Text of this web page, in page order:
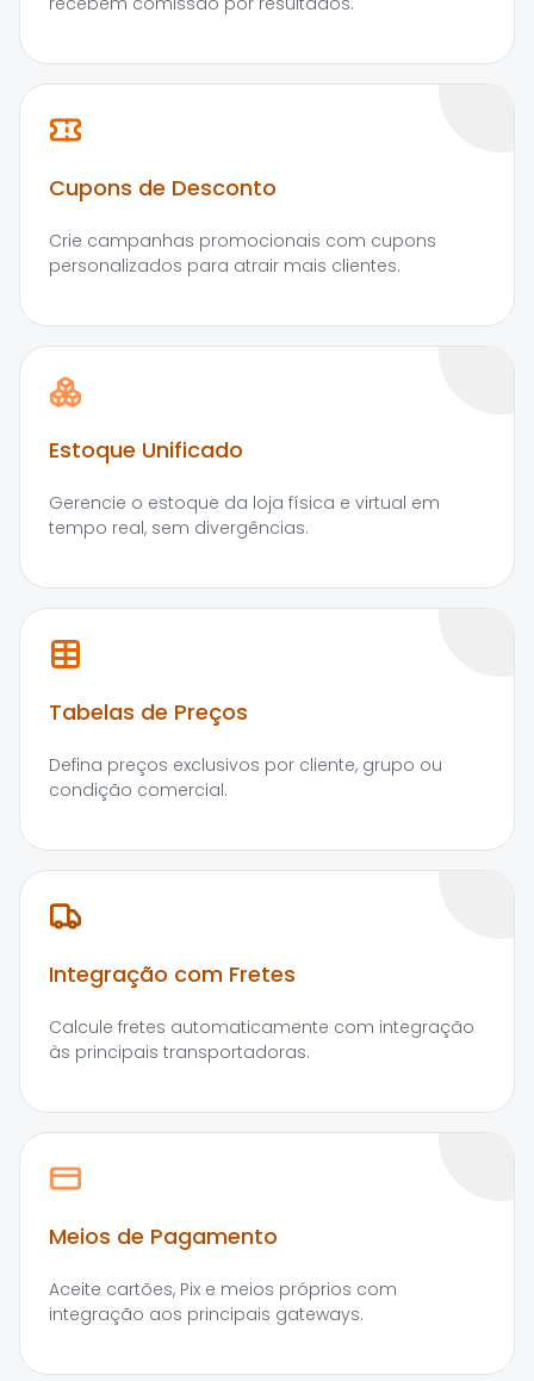
Cupons de Desconto
Crie campanhas promocionais com cupons
personalizados para atrair mais clientes.
Estoque Unificado
Gerencie o estoque da loja física e virtual em
tempo real, sem divergências.
Tabelas de Preços
Defina preços exclusivos por cliente, grupo ou
condição comercial.
Integração com Fretes
Calcule fretes automaticamente com integração
às principais transportadoras.
Meios de Pagamento
Aceite cartões, Pix e meios próprios com
integração aos principais gateways.